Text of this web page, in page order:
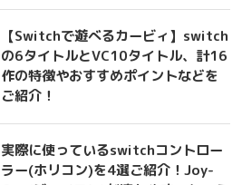
【Switchで遊べるカービィ】switch
の6タイトルとVC10タイトル、計16
作の特徴やおすすめポイントなどを
ご紹介！
実際に使っているswitchコントロー
ラー(ホリコン)を4選ご紹介！Joy-